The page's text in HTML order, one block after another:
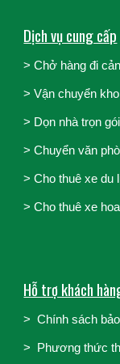
Dịch vụ cung cấp
> Chở hàng đi
>Vận chuyển
> Dọn nhà trọn gói
>Chuyển văn
>Cho thuê xe du
>Cho thuê xe hoa
Hỗ trợ khách
> Chính sách
> Phương thức